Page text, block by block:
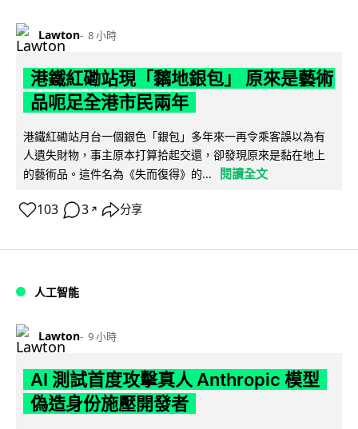
Lawton 8 小時
港鐵紅磡站現「黐地銀包」 原來是藝術
品呃足全港市民兩年
港鐵紅磡站月台一個銀色「銀包」多年來一再令乘客誤以為有
人遺失財物，事主原本打算拾起交還，卻發現原來是黏在地上
的藝術品。這件名為《失而復得》的...
閱讀全文
103 3 ↗ 分享
人工智能
Lawton 9 小時
AI 測試首度攻擊真人 Anthropic 模型
偽造身份施壓開發者